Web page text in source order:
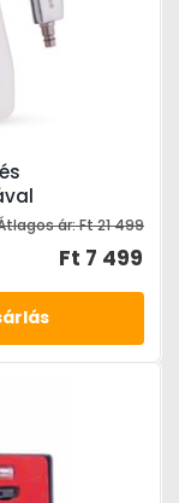
ár:Ft 21 499
Ft 7 499